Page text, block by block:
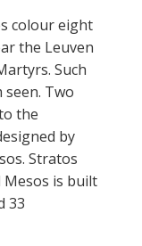
colour eight
the Leuven
Such
Two
the
by
Stratos
is built
33